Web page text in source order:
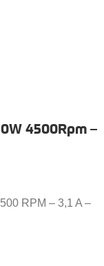
4500Rpm –
RPM – 3,1 A –